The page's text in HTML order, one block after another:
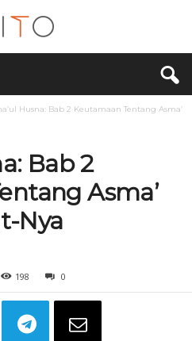
Husna: Bab 2 Keutamaan Tentang Asma’
Bab 2
Asma’
Nya
198 0